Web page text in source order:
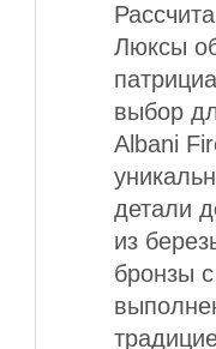
Люксы
выбор
Albani
детали
из
бронзы